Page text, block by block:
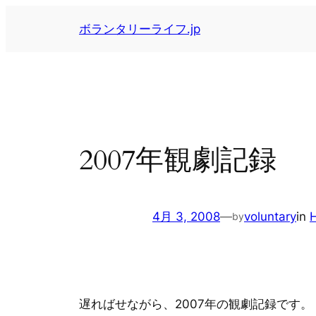
ボランタリーライフ.jp
2007年観劇記録
4月 3, 2008—byvoluntaryin
遅ればせながら、2007年の観劇記録です。